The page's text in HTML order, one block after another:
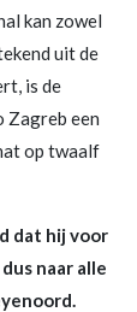
kan zowel
uit de
is de
Zagreb een
op twaalf
dat hij voor
naar alle